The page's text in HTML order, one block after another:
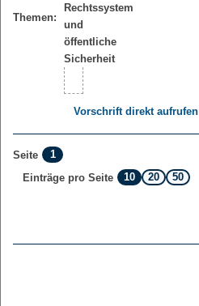
Themen:
Vorschrift direkt aufrufen
Seite
1
Einträge pro Seite
10 20 50